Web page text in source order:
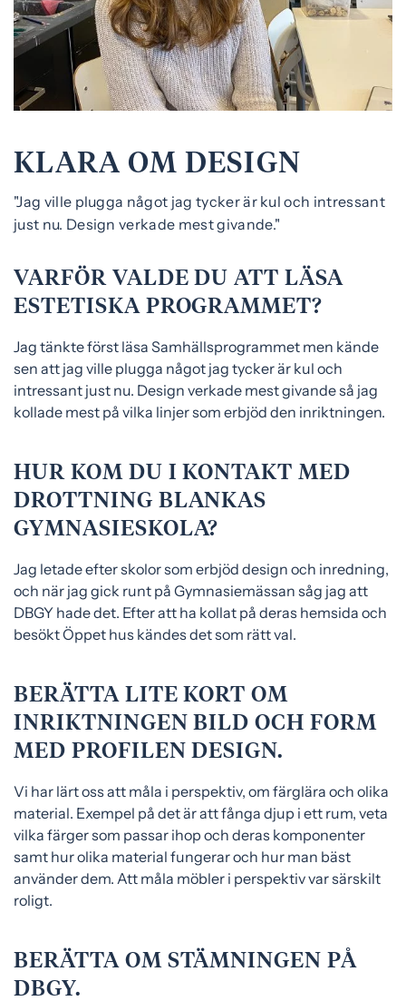
KLARA OM DESIGN
"Jag ville plugga något jag tycker är kul och intressant
just nu. Design verkade mest givande."
VARFÖR VALDE DU ATT LÄSA
ESTETISKA PROGRAMMET?
Jag tänkte först läsa Samhällsprogrammet men kände
sen att jag ville plugga något jag tycker är kul och
intressant just nu. Design verkade mest givande så jag
kollade mest på vilka linjer som erbjöd den inriktningen.
HUR KOM DU I KONTAKT MED
DROTTNING BLANKAS
GYMNASIESKOLA?
Jag letade efter skolor som erbjöd design och inredning,
och när jag gick runt på Gymnasiemässan såg jag att
DBGY hade det. Efter att ha kollat på deras hemsida och
besökt Öppet hus kändes det som rätt val.
BERÄTTA LITE KORT OM
INRIKTNINGEN BILD OCH FORM
MED PROFILEN DESIGN.
Vi har lärt oss att måla i perspektiv, om färglära och olika
material. Exempel på det är att fånga djup i ett rum, veta
vilka färger som passar ihop och deras komponenter
samt hur olika material fungerar och hur man bäst
använder dem. Att måla möbler i perspektiv var särskilt
roligt.
BERÄTTA OM STÄMNINGEN PÅ
DBGY.